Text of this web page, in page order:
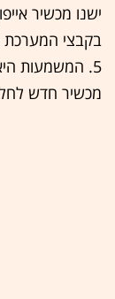
ישנו מכשיר
מכשיר חדש